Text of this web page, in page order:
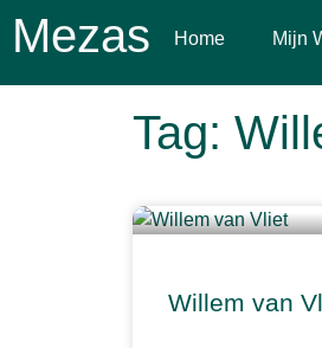
Mezas Home Mijn
Tag:
Willem van